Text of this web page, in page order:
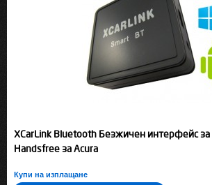
XCarLink Bluetooth Безжичен интерфейс за
Handsfree за Acura
Купи на изплащане